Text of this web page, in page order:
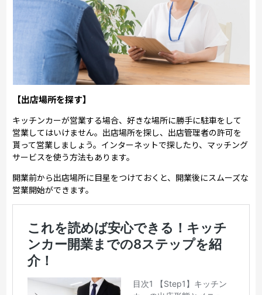
【出店場所を探す】
キッチンカーが営業する場合、好きな場所に勝手に駐車をして
営業してはいけません。出店場所を探し、出店管理者の許可を
貰って営業しましょう。インターネットで探したり、マッチング
サービスを使う方法もあります。
開業前から出店場所に目星をつけておくと、開業後にスムーズな
営業開始ができます。